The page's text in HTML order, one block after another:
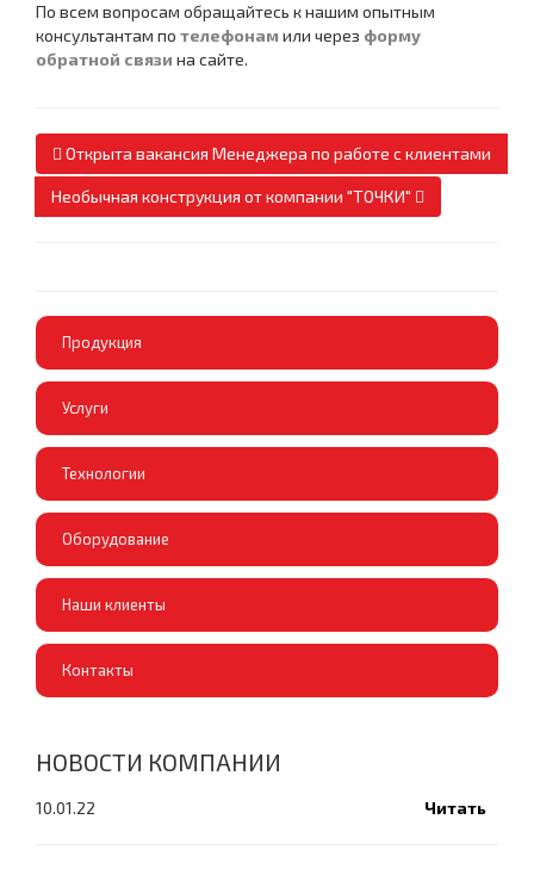
По всем вопросам обращайтесь к нашим опытным
консультантам по телефонам или через форму
обратной связи на сайте.
Открыта вакансия Менеджера по работе с клиентами
Необычная конструкция от компании "ТОЧКИ"
Продукция
Услуги
Технологии
Оборудование
Наши клиенты
Контакты
НОВОСТИ КОМПАНИИ
10.01.22 Читать